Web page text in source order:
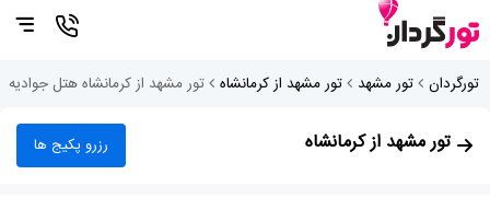
تورگردان تور مشهد تور مشهد از کرمانشاه تور مشهد از کرمانشاه هتل جوادیه
تور مشهد از کرمانشاه رزرو پکیج ها